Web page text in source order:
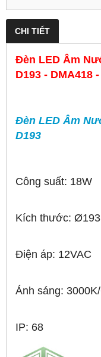
CHI TIẾT
Đèn LED Âm
D193 - DMA418
Đèn LED Âm
D193
Công suất: 18W
Kích thước: Ø193
Điện áp: 12VAC
Ánh sáng:
IP: 68